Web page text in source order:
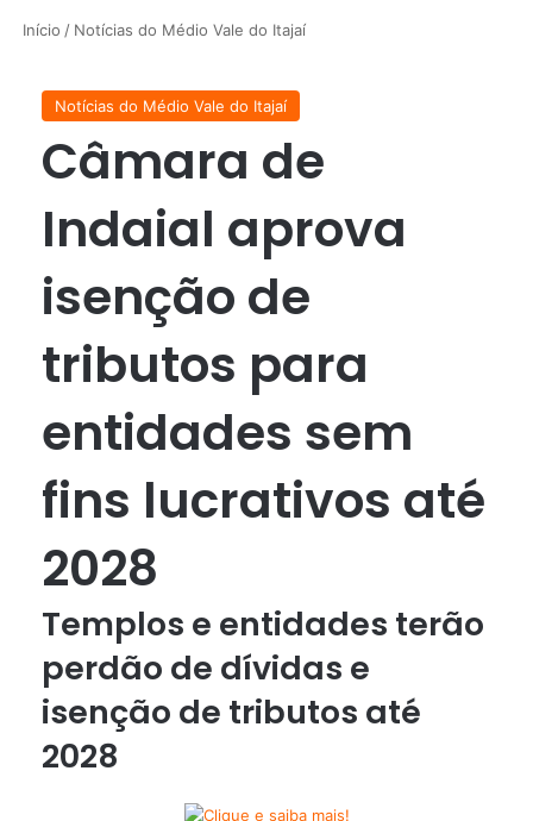
Início / Notícias do Médio Vale do Itajaí
Notícias do Médio Vale do Itajaí
Câmara de
Indaial aprova
isenção de
tributos para
entidades sem
fins lucrativos até
2028
Templos e entidades terão
perdão de dívidas e
isenção de tributos até
2028